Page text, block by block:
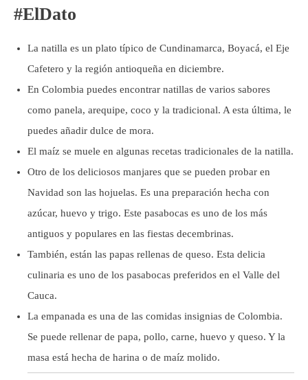
#ElDato
La natilla es un plato típico de Cundinamarca, Boyacá, el Eje
Cafetero y la región antioqueña en diciembre.
En Colombia puedes encontrar natillas de varios sabores
como panela, arequipe, coco y la tradicional. A esta última, le
puedes añadir dulce de mora.
El maíz se muele en algunas recetas tradicionales de la natilla.
Otro de los deliciosos manjares que se pueden probar en
Navidad son las hojuelas. Es una preparación hecha con
azúcar, huevo y trigo. Este pasabocas es uno de los más
antiguos y populares en las fiestas decembrinas.
También, están las papas rellenas de queso. Esta delicia
culinaria es uno de los pasabocas preferidos en el Valle del
Cauca.
La empanada es una de las comidas insignias de Colombia.
Se puede rellenar de papa, pollo, carne, huevo y queso. Y la
masa está hecha de harina o de maíz molido.